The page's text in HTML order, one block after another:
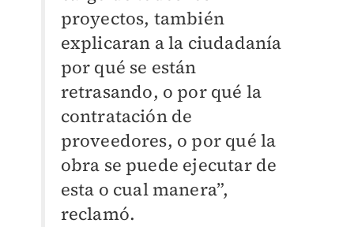
proyectos, también
explicaran a la ciudadanía
por qué se están
retrasando, o por qué la
contratación de
proveedores, o por qué la
obra se puede ejecutar de
esta o cual manera”,
reclamó.